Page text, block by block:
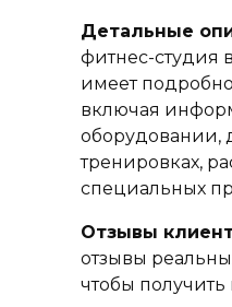
Детальные
фитнес-студия
имеет
включая
оборудовании,
тренировках,
специальных
Отзывы
отзывы
чтобы